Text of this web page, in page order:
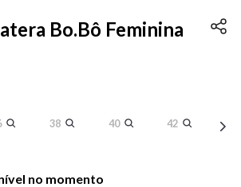
Bo.Bô Feminina
38 40 42
no momento